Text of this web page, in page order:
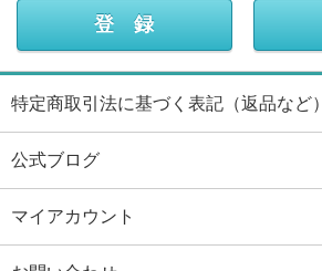
特定商取引法に基づく表記（返品など）
公式ブログ
マイアカウント